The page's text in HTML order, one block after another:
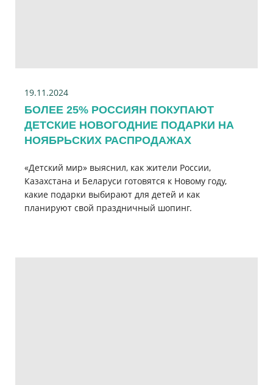
19.11.2024
БОЛЕЕ 25% РОССИЯН ПОКУПАЮТ
ДЕТСКИЕ НОВОГОДНИЕ ПОДАРКИ НА
НОЯБРЬСКИХ РАСПРОДАЖАХ
«Детский мир» выяснил, как жители России,
Казахстана и Беларуси готовятся к Новому году,
какие подарки выбирают для детей и как
планируют свой праздничный шопинг.